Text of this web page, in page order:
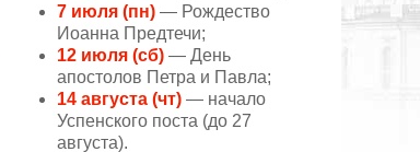
7 июля (пн) — Рождество
Иоанна Предтечи;
12 июля (сб) — День
апостолов Петра и Павла;
14 августа (чт) — начало
Успенского поста (до 27
августа).